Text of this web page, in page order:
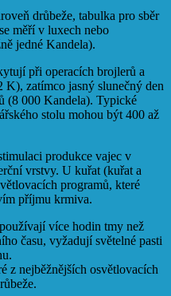
drůbeže, tabulka pro sběr
měří v luxech nebo
jedné Kandela).
při operacích brojlerů a
K), zatímco jasný slunečný den
(8 000 Kandela). Typické
stolu mohou být 400 až
produkce vajec v
vrstvy. U kuřat (kuřat a
programů, které
příjmu krmiva.
více hodin tmy než
času, vyžadují světelné pasti
z nejběžnějších osvětlovacích